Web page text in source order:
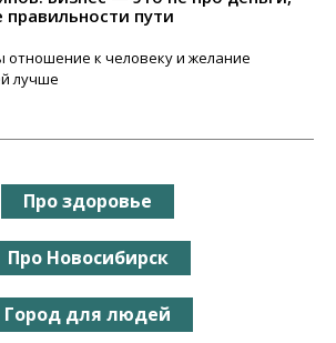
пути
отношение к человеку и желание
лучше
Про здоровье
Про Новосибирск
Город для людей